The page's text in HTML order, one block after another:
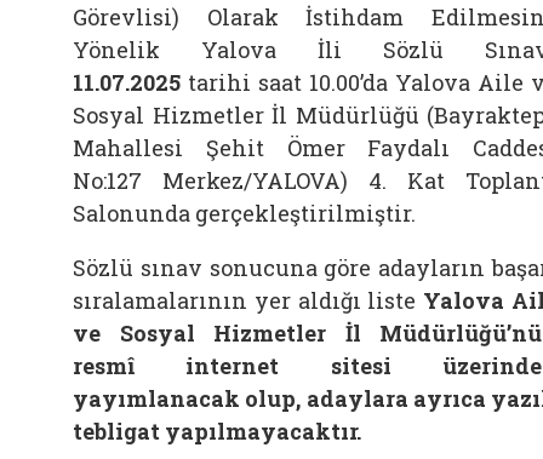
Görevlisi) Olarak İstihdam
Yönelik Yalova İli Sözlü
11.07.2025 tarihi saat 10.00’da Yalova Aile
Sosyal Hizmetler İl Müdürlüğü
Mahallesi Şehit Ömer Faydalı
No:127 Merkez/YALOVA) 4. Kat
Salonunda gerçekleştirilmiştir.
Sözlü sınav sonucuna göre adayların
sıralamalarının yer aldığı liste Yalova
ve Sosyal Hizmetler İl
resmî internet sitesi
yayımlanacak olup, adaylara ayrıca
tebligat yapılmayacaktır.